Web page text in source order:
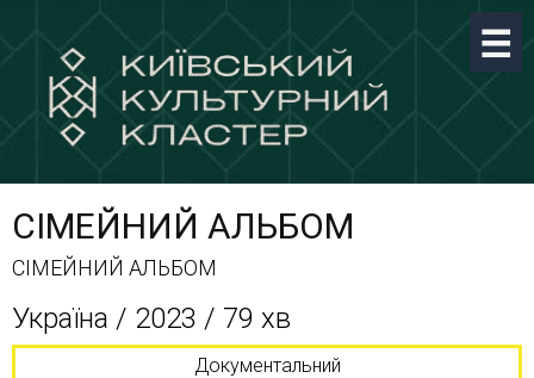
СІМЕЙНИЙ АЛЬБОМ
СІМЕЙНИЙ АЛЬБОМ
Україна / 2023 / 79 хв
Документальний